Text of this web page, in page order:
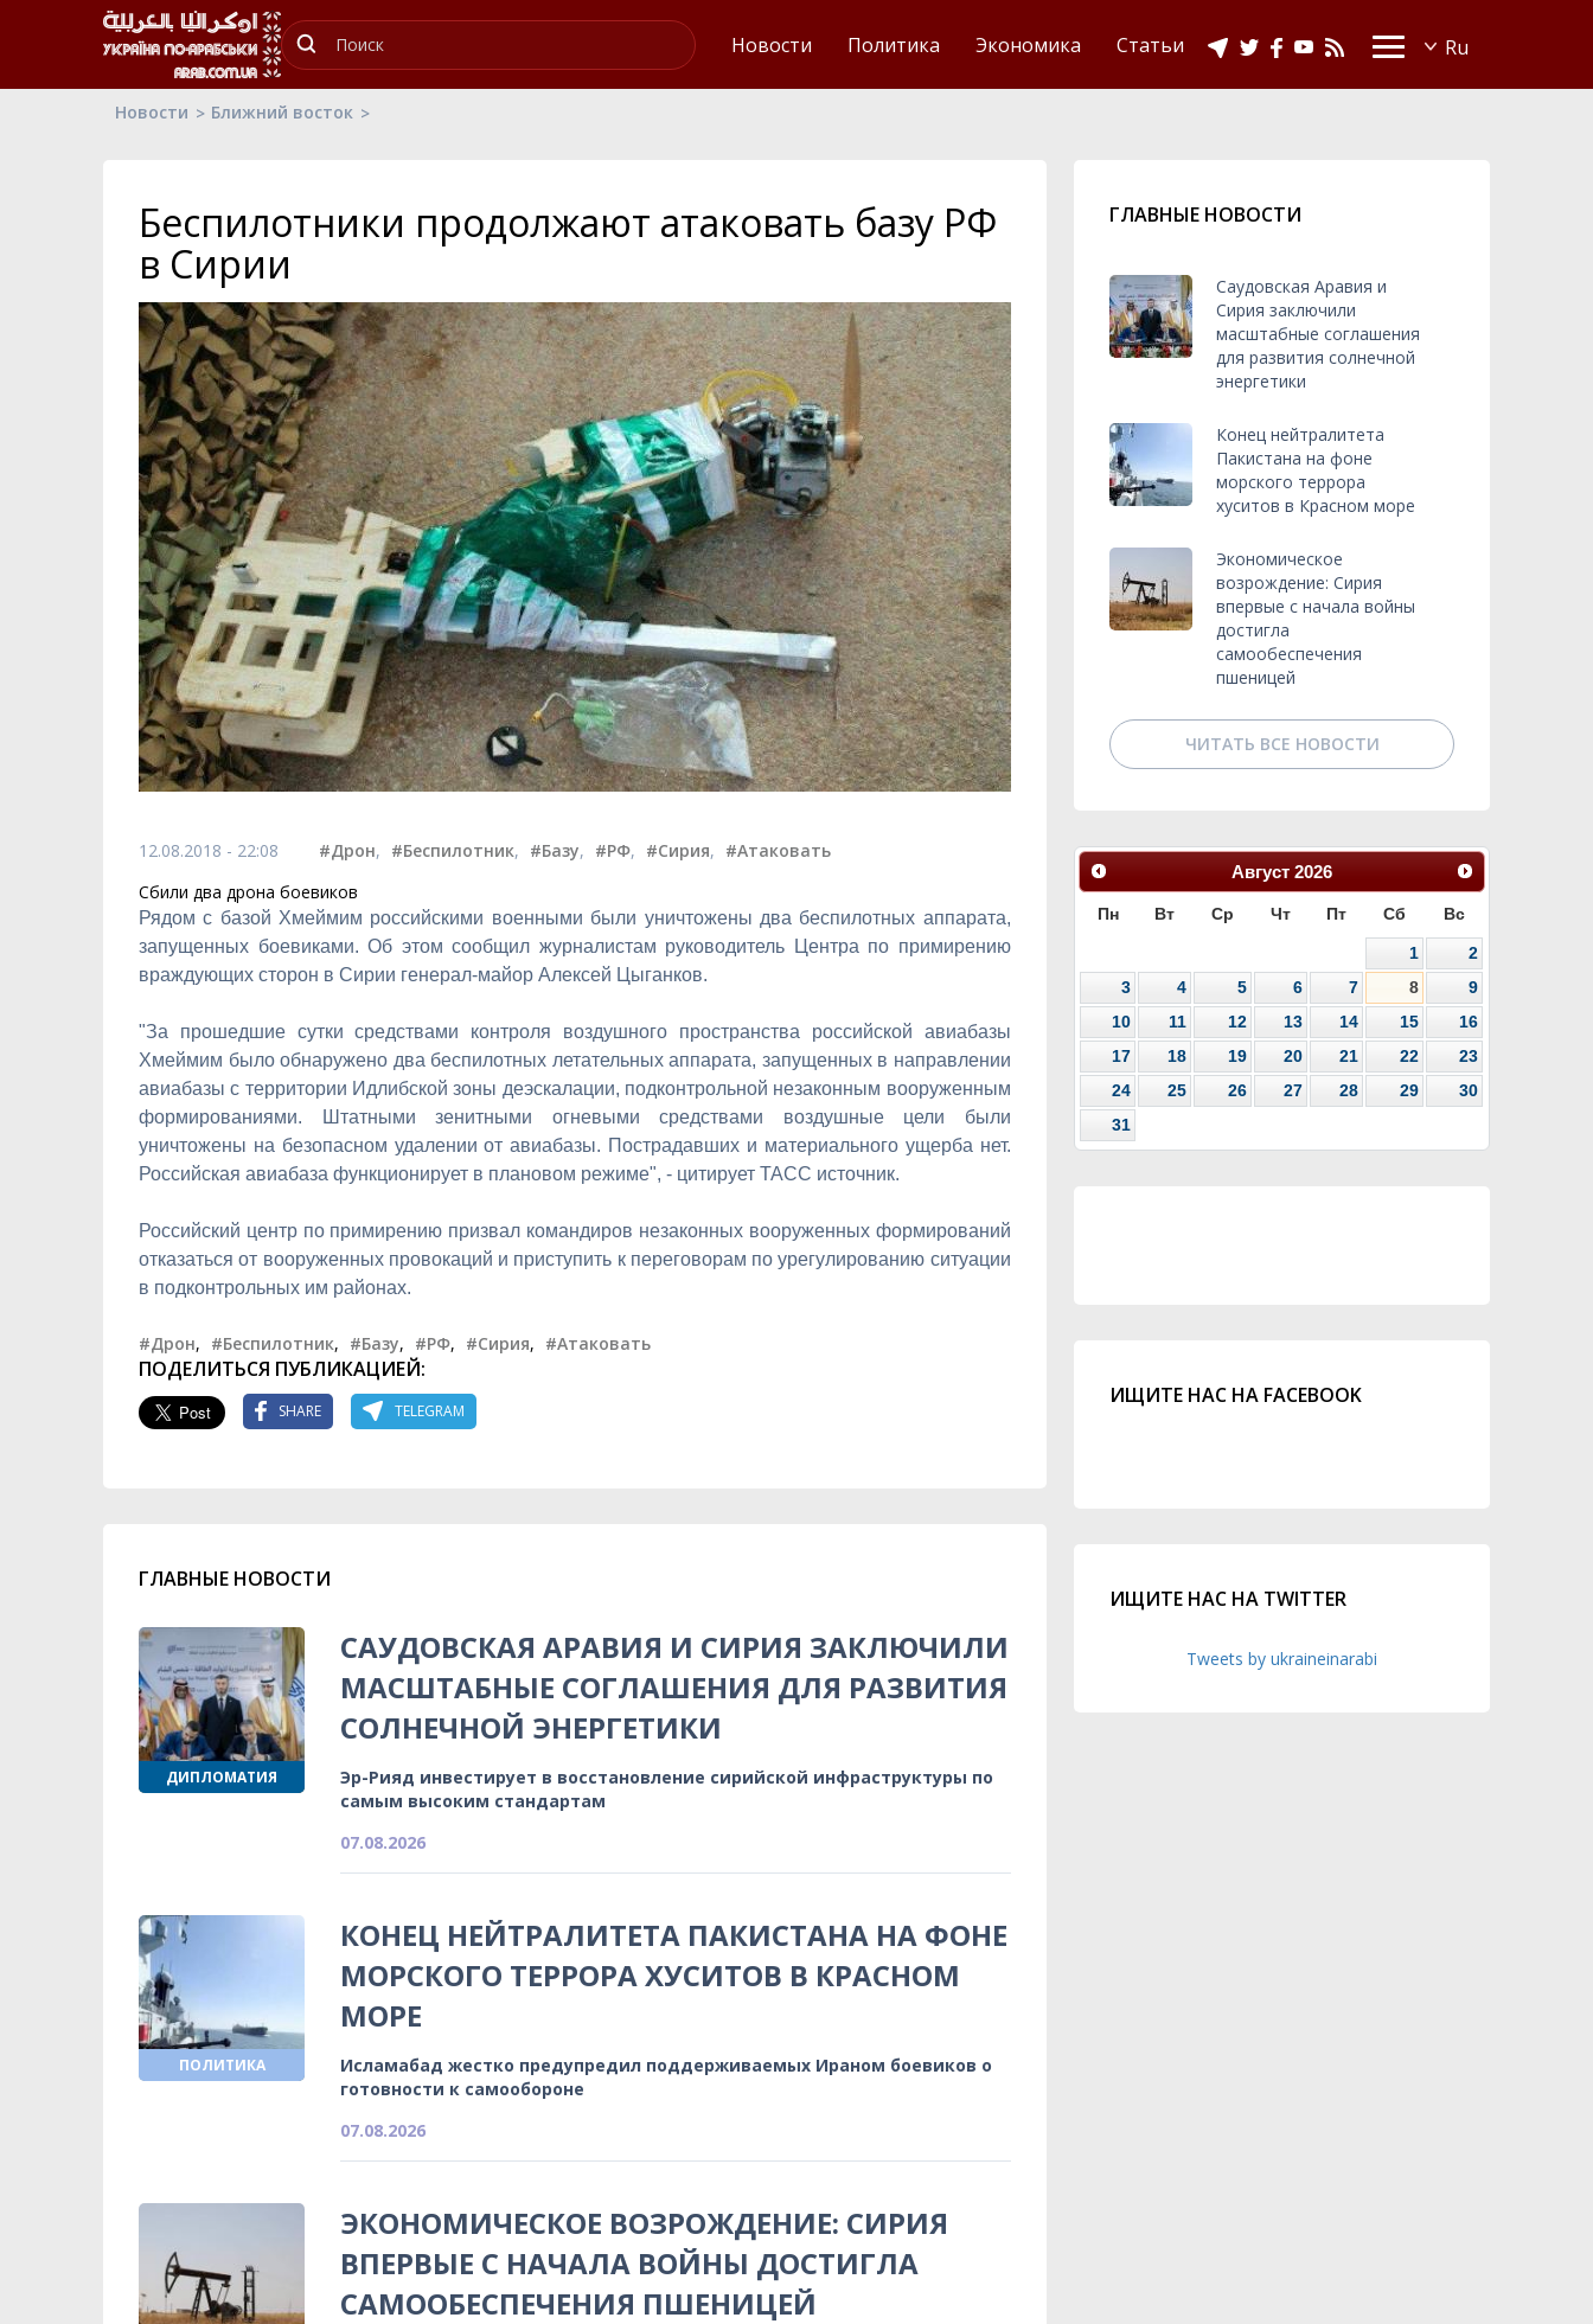
Новости Политика Экономика Статьи
Новости Ближний восток
Беспилотники продолжают атаковать базу РФ
в Сирии
12.08.2018 - 22:08 #Дрон, #Беспилотник, #Базу, #РФ, #Сирия, #Атаковать
Сбили два дрона боевиков
Рядом с базой Хмеймим российскими военными были уничтожены два беспилотных аппарата,
запущенных боевиками. Об этом сообщил журналистам руководитель Центра по примирению
враждующих сторон в Сирии генерал-майор Алексей Цыганков.
"За прошедшие сутки средствами контроля воздушного пространства российской авиабазы
Хмеймим было обнаружено два беспилотных летательных аппарата, запущенных в направлении
авиабазы с территории Идлибской зоны деэскалации, подконтрольной незаконным вооруженным
формированиями. Штатными зенитными огневыми средствами воздушные цели были
уничтожены на безопасном удалении от авиабазы. Пострадавших и материального ущерба нет.
Российская авиабаза функционирует в плановом режиме", - цитирует ТАСС источник.
Российский центр по примирению призвал командиров незаконных вооруженных формирований
отказаться от вооруженных провокаций и приступить к переговорам по урегулированию ситуации
в подконтрольных им районах.
#Дрон, #Беспилотник, #Базу, #РФ, #Сирия, #Атаковать
ПОДЕЛИТЬСЯ ПУБЛИКАЦИЕЙ:
SHARE TELEGRAM
ГЛАВНЫЕ НОВОСТИ
ДИПЛОМАТИЯ
САУДОВСКАЯ АРАВИЯ И СИРИЯ ЗАКЛЮЧИЛИ
МАСШТАБНЫЕ СОГЛАШЕНИЯ ДЛЯ РАЗВИТИЯ
СОЛНЕЧНОЙ ЭНЕРГЕТИКИ
Эр-Рияд инвестирует в восстановление сирийской инфраструктуры по
самым высоким стандартам
07.08.2026
ПОЛИТИКА
КОНЕЦ НЕЙТРАЛИТЕТА ПАКИСТАНА НА ФОНЕ
МОРСКОГО ТЕРРОРА ХУСИТОВ В КРАСНОМ
МОРЕ
Исламабад жестко предупредил поддерживаемых Ираном боевиков о
готовности к самообороне
07.08.2026
ЭКОНОМИЧЕСКОЕ ВОЗРОЖДЕНИЕ: СИРИЯ
ВПЕРВЫЕ С НАЧАЛА ВОЙНЫ ДОСТИГЛА
САМООБЕСПЕЧЕНИЯ ПШЕНИЦЕЙ
ГЛАВНЫЕ НОВОСТИ
Саудовская Аравия и
Сирия заключили
масштабные соглашения
для развития солнечной
энергетики
Конец нейтралитета
Пакистана на фоне
морского террора
хуситов в Красном море
Экономическое
возрождение: Сирия
впервые с начала войны
достигла
самообеспечения
пшеницей
ЧИТАТЬ ВСЕ НОВОСТИ
Август 2026
Пн Вт Ср Чт Пт Сб Вс
1
2
3
4 5 6 7 8
9
10
11 12 13 14 15
16
17
18 19 20 21 22
23
24
25 26 27 28 29
30
31
ИЩИТЕ НАС НА FACEBOOK
ИЩИТЕ НАС НА TWITTER
Tweets by ukraineinarabi